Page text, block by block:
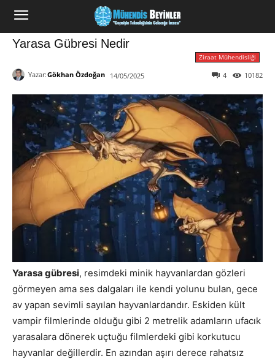
Yarasa Gübresi Nedir
Ziraat Mühendisliği
Yazar:Gökhan Özdoğan 14/05/2025 10182
4
Yarasa gübresi, resimdeki minik hayvanlardan gözleri
görmeyen ama ses dalgaları ile kendi yolunu bulan, gece
av yapan sevimli sayılan hayvanlardandır. Eskiden kült
vampir filmlerinde olduğu gibi 2 metrelik adamların ufacık
yarasalara dönerek uçtuğu filmlerdeki gibi korkutucu
hayvanlar değillerdir. En azından aşırı derece rahatsız